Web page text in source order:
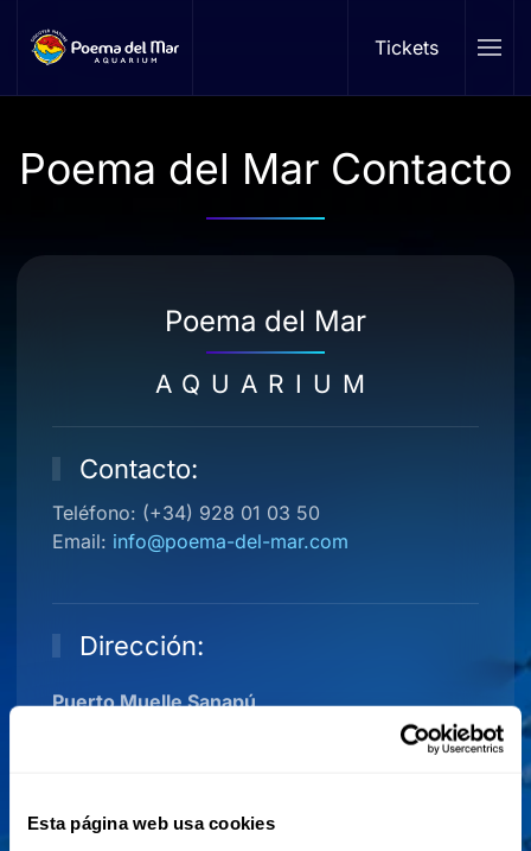
Esta página web usa cookies
Skip to main content Tickets
Poema del Mar Contacto
Poema del Mar
AQUARIUM
Contacto:
Teléfono: (+34) 928 01 03 50
Email: info@poema-del-mar.com
Dirección:
Puerto Muelle Sanapú